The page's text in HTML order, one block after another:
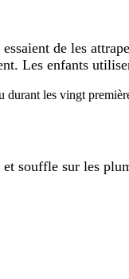
de les
Les enfants
les vingt
souffle sur les